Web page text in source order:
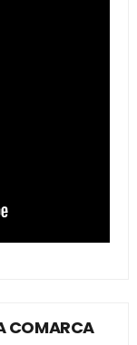
COMARCA